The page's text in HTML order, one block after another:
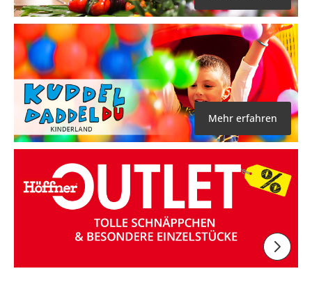
Mehr erfahren